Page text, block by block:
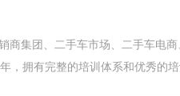
集团、二手车市场、二手车电
拥有完整的培训体系和优秀的培